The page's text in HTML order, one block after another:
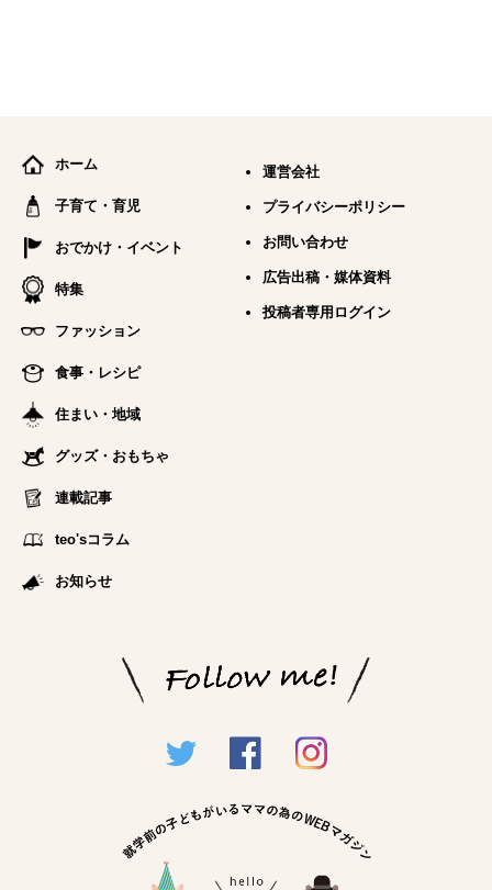
ホーム
子育て・育児
おでかけ・イベント
特集
ファッション
食事・レシピ
住まい・地域
グッズ・おもちゃ
連載記事
teo'sコラム
お知らせ
運営会社
プライバシーポリシー
お問い合わせ
広告出稿・媒体資料
投稿者専用ログイン